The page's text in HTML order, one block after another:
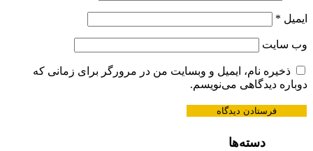
ایمیل *
وب‌ سایت
ذخیره نام، ایمیل و وبسایت من در مرورگر برای زمانی که
دوباره دیدگاهی می‌نویسم.
دسته‌ها